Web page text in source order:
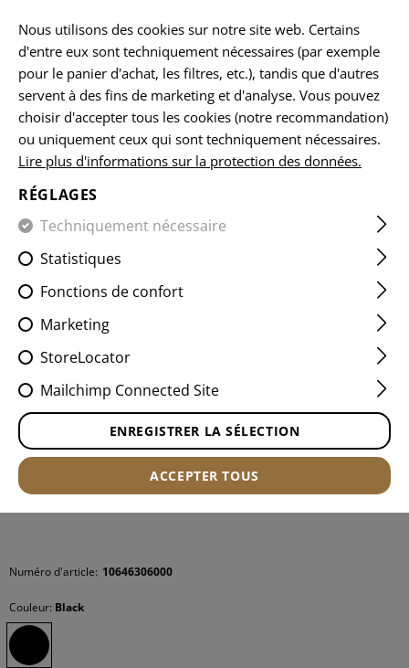
ACCUEIL ARMES À FEU ACCESSOIRES FREINS DE
AUG TWO CHAMBER MUZZLE
BRAKE
Numéro d'article: 10646306000
Couleur: Black
Nous utilisons des cookies sur notre site web. Certains
d'entre eux sont techniquement nécessaires (par exemple
pour le panier d'achat, les filtres, etc.), tandis que d'autres
servent à des fins de marketing et d'analyse. Vous pouvez
choisir d'accepter tous les cookies (notre recommandation)
ou uniquement ceux qui sont techniquement nécessaires.
Lire plus d'informations sur la protection des données.
RÉGLAGES
Techniquement nécessaire
Statistiques
Fonctions de confort
Marketing
StoreLocator
Mailchimp Connected Site
ENREGISTRER LA SÉLECTION
ACCEPTER TOUS